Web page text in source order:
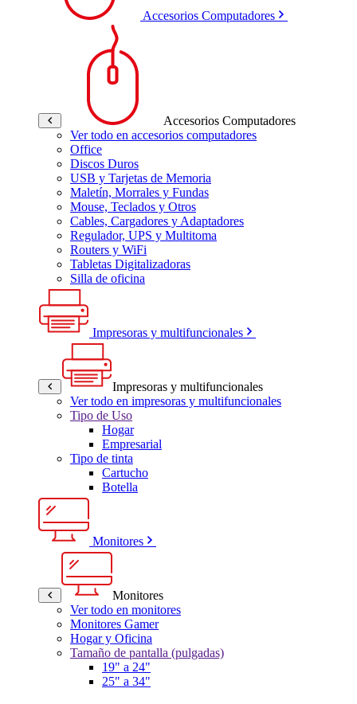
Accesorios Computadores
Accesorios Computadores
Ver todo en accesorios computadores
Office
Discos Duros
USB y Tarjetas de Memoria
Maletín, Morrales y Fundas
Mouse, Teclados y Otros
Cables, Cargadores y Adaptadores
Regulador, UPS y Multitoma
Routers y WiFi
Tabletas Digitalizadoras
Silla de oficina
Impresoras y multifuncionales
Impresoras y multifuncionales
Ver todo en impresoras y multifuncionales
Tipo de Uso
Hogar
Empresarial
Tipo de tinta
Cartucho
Botella
Monitores
Monitores
Ver todo en monitores
Monitores Gamer
Hogar y Oficina
Tamaño de pantalla (pulgadas)
19" a 24"
25" a 34"